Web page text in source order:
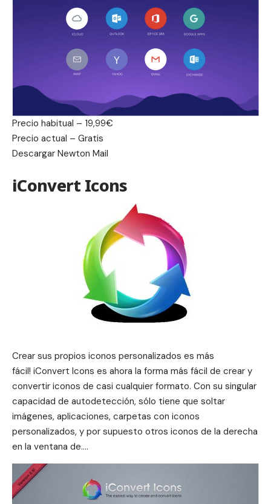
Precio habitual – 19,99€
Precio actual – Gratis
Descargar Newton Mail
iConvert Icons
Crear sus propios iconos personalizados es más
fácil! iConvert Icons es ahora la forma más fácil de crear y
convertir iconos de casi cualquier formato. Con su singular
capacidad de autodetección, sólo tiene que soltar
imágenes, aplicaciones, carpetas con iconos
personalizados, y por supuesto otros iconos de la derecha
en la ventana de….